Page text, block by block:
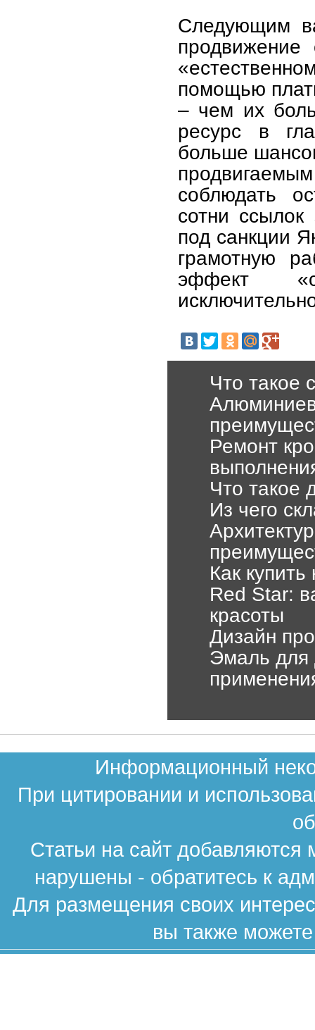
Следующим
помощью
– чем их
ресурс в
больше
соблюдать
сотни
под санкции
грамотную
эффект
Что такое
Ремонт
Что такое
Из чего
Как
Red Star:
красоты
Дизайн
Эмаль для
Информационный
При цитировании и
Статьи на сайт
нарушены - обратитесь к
Для размещения своих
вы также